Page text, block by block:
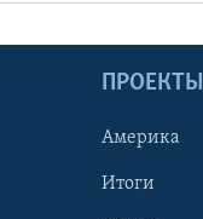
ПРОЕКТЫ
Америка
Итоги